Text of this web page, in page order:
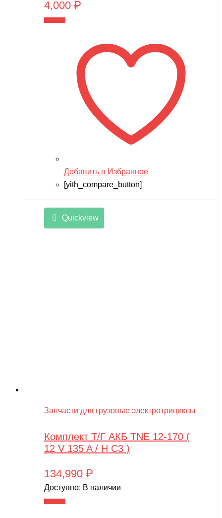
4,000 ₽
Добавить в Избранное
[yith_compare_button]
Quickview
Запчасти для грузовые электротрициклы
Комплект Т/Г АКБ TNE 12-170 (
12 V 135 A / H C3 )
134,990 ₽
Доступно: В наличии